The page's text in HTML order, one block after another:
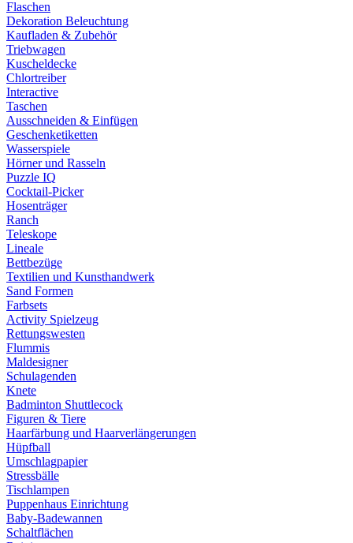
Flaschen
Dekoration Beleuchtung
Kaufladen & Zubehör
Triebwagen
Kuscheldecke
Chlortreiber
Interactive
Taschen
Ausschneiden & Einfügen
Geschenketiketten
Wasserspiele
Hörner und Rasseln
Puzzle IQ
Cocktail-Picker
Hosenträger
Ranch
Teleskope
Lineale
Bettbezüge
Textilien und Kunsthandwerk
Sand Formen
Farbsets
Activity Spielzeug
Rettungswesten
Flummis
Maldesigner
Schulagenden
Knete
Badminton Shuttlecock
Figuren & Tiere
Haarfärbung und Haarverlängerungen
Hüpfball
Umschlagpapier
Stressbälle
Tischlampen
Puppenhaus Einrichtung
Baby-Badewannen
Schaltflächen